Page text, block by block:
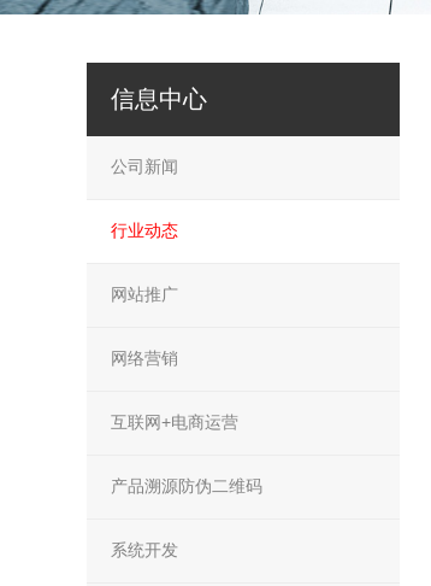
信息中心
公司新闻
行业动态
网站推广
网络营销
互联网+电商运营
产品溯源防伪二维码
系统开发